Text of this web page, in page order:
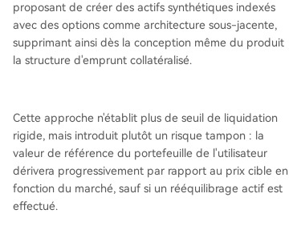
proposant de créer des actifs synthétiques indexés
avec des options comme architecture sous-jacente,
supprimant ainsi dès la conception même du produit
la structure d'emprunt collatéralisé.
Cette approche n'établit plus de seuil de liquidation
rigide, mais introduit plutôt un risque tampon : la
valeur de référence du portefeuille de l'utilisateur
dérivera progressivement par rapport au prix cible en
fonction du marché, sauf si un rééquilibrage actif est
effectué.